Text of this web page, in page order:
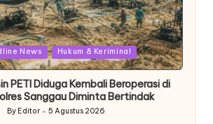
News Hukum & Keriminal
PETI Diduga Kembali Beroperasi di
Sanggau Diminta Bertindak
Posted
By Editor 5 Agustus 2026